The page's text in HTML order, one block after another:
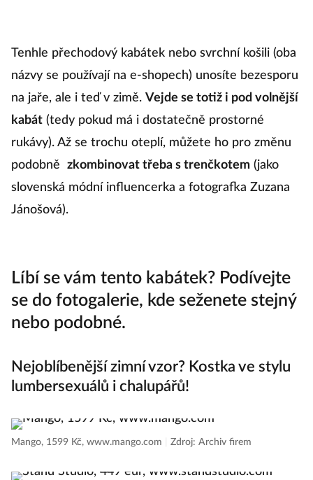
Tenhle přechodový kabátek nebo svrchní košili (oba
názvy se používají na e-shopech) unosíte bezesporu
na jaře, ale i teď v zimě. Vejde se totiž i pod volnější
kabát (tedy pokud má i dostatečně prostorné
rukávy). Až se trochu oteplí, můžete ho pro změnu
podobně
zkombinovat třeba s trenčkotem (jako
slovenská módní influencerka a fotografka Zuzana
Jánošová).
Líbí se vám tento kabátek? Podívejte
se do fotogalerie, kde seženete stejný
nebo podobné.
Nejoblíbenější zimní vzor? Kostka ve stylu
lumbersexuálů i chalupářů!
Mango, 1599 Kč, www.mango.com Zdroj: Archiv firem